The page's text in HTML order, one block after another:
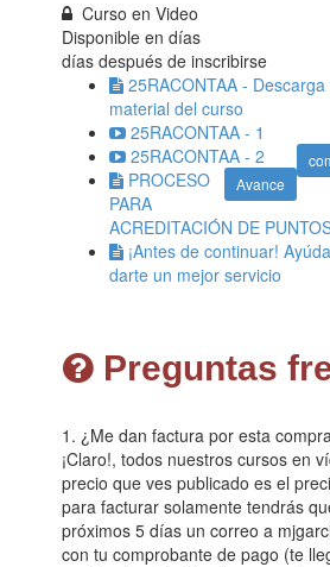
Curso en Video
Disponible endías
días después de inscribirse
25RACONTAA - Descarga
material del curso
25RACONTAA - 1
25RACONTAA - 2
Avance
PROCESO
PARA
ACREDITACIÓN DE
¡Antes de continuar!
darte un mejor servicio
Preguntas
1. ¿Me dan factura por esta
¡Claro!, todos nuestros cursos en
precio que ves publicado es el
para facturar solamente tendrás
próximos 5 días un correo a
con tu comprobante de pago (te